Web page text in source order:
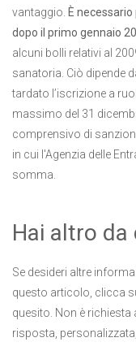
vantaggio. È
dopo il primo gennaio
alcuni bolli relativi al
sanatoria. Ciò dipende
tardato l’iscrizione a
massimo del 31
comprensivo di
in cui l'Agenzia delle
somma.
Hai altro da
Se desideri altre
questo articolo, clicca
quesito. Non è richiesta
risposta,